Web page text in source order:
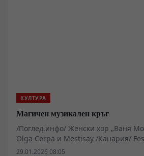
КУЛТУРА
Магичен музикален кръг
/Поглед.инфо/ Женски хор „Ваня
Olga Cerpa и Mestisay /Канария/
de musica de Canarias
29.01.2026 08:05